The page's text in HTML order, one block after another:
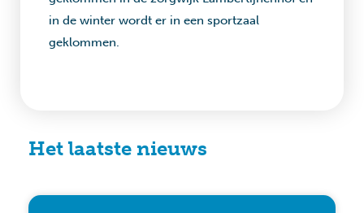
in de winter wordt er in een sportzaal
geklommen.
Het laatste nieuws